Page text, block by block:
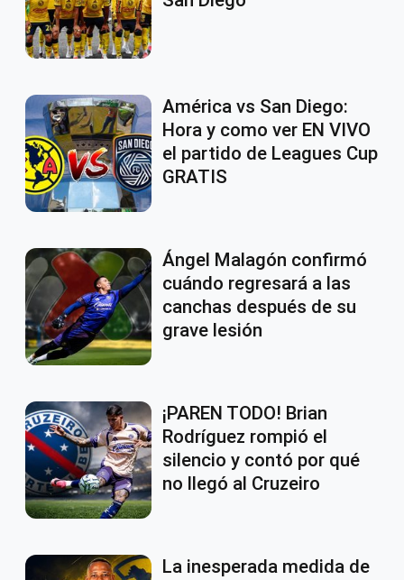
América vs San Diego:
Hora y como ver EN VIVO
el partido de Leagues Cup
GRATIS
Ángel Malagón confirmó
cuándo regresará a las
canchas después de su
grave lesión
¡PAREN TODO! Brian
Rodríguez rompió el
silencio y contó por qué
no llegó al Cruzeiro
La inesperada medida de